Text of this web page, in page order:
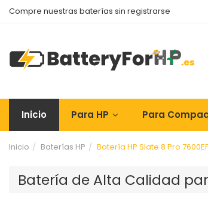
Compre nuestras baterías sin registrarse
Inicio Para HP Para
Inicio Baterías HP Batería HP Slate 8 Pro
Batería de Alta Calidad